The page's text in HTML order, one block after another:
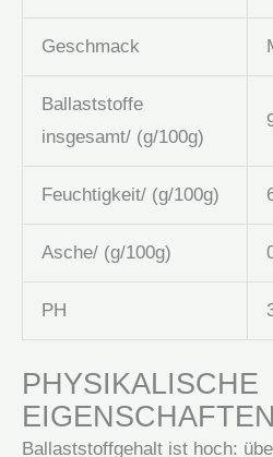
Geschmack
Ballaststoffe
insgesamt/ (g/100g)
Feuchtigkeit/ (g/100g)
Asche/ (g/100g)
PH
PHYSIKALISCHE
EIGENSCHAFTEN
Ballaststoffgehalt ist hoch: